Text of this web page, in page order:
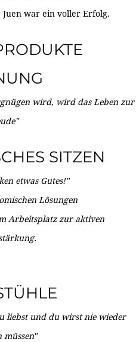
war ein voller Erfolg.
wird, wird das Leben zur
SITZEN
etwas Gutes!"
Lösungen
Arbeitsplatz zur aktiven
liebst und du wirst nie wieder
müssen"